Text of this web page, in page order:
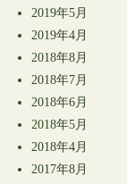
2019年5月
2019年4月
2018年8月
2018年7月
2018年6月
2018年5月
2018年4月
2017年8月